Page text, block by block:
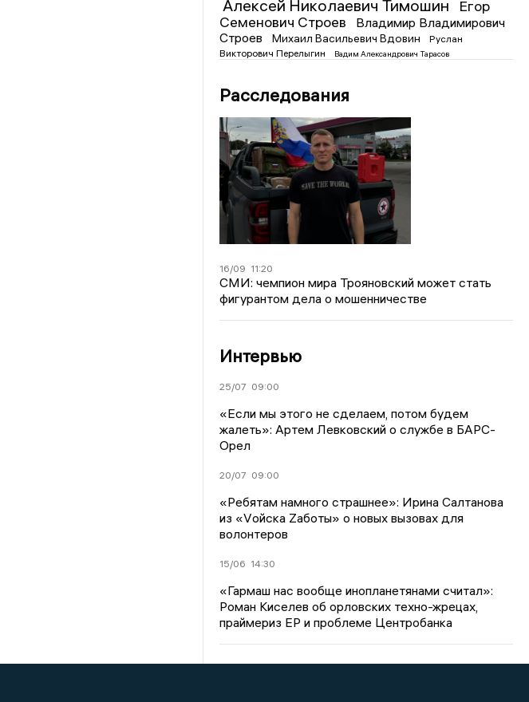
Алексей Николаевич Тимошин
Егор
Семенович Строев
Владимир Владимирович
Строев
Михаил Васильевич Вдовин
Руслан
Викторович Перелыгин
Вадим Александрович Тарасов
Расследования
16/09 11:20
СМИ: чемпион мира Трояновский может стать
фигурантом дела о мошенничестве
Интервью
25/07 09:00
«Если мы этого не сделаем, потом будем
жалеть»: Артем Левковский о службе в БАРС-
Орел
20/07 09:00
«Ребятам намного страшнее»: Ирина Салтанова
из «Vойска Zаботы» о новых вызовах для
волонтеров
15/06 14:30
«Гармаш нас вообще инопланетянами считал»:
Роман Киселев об орловских техно-жрецах,
праймериз ЕР и проблеме Центробанка